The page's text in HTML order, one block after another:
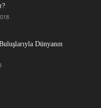
Dünyanın